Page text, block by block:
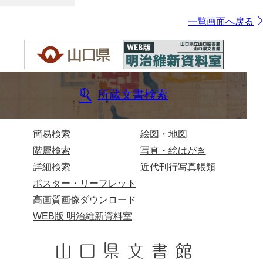
一覧画面へ戻る
所蔵文書検索
簡易検索
階層検索
詳細検索
絵図・地図
写真・絵はがき
近代刊行写真帳類
ポスター・リーフレット
高画質画像ダウンロード
WEB版 明治維新資料室